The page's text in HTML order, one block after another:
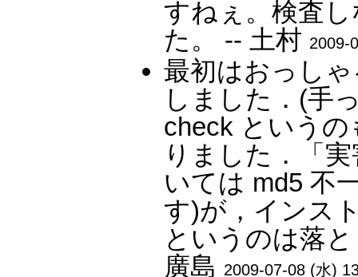
すねぇ。検査
た。 -- 土村 2009-
最初はおっし
しました．(手
check という
りました．「
いては md5 不
す)が，インス
というのは落
廣島 2009-07-08 (水)